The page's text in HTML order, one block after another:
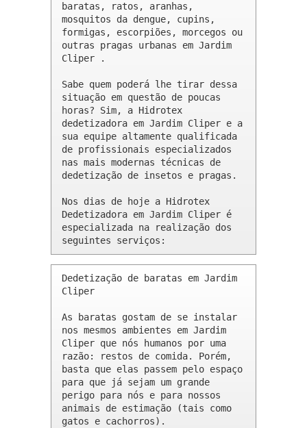
baratas, ratos, aranhas,
mosquitos da dengue, cupins,
formigas, escorpiões, morcegos ou
outras pragas urbanas em Jardim
Cliper .
Sabe quem poderá lhe tirar dessa
situação em questão de poucas
horas? Sim, a Hidrotex
dedetizadora em Jardim Cliper e a
sua equipe altamente qualificada
de profissionais especializados
nas mais modernas técnicas de
dedetização de insetos e pragas.
Nos dias de hoje a Hidrotex
Dedetizadora em Jardim Cliper é
especializada na realização dos
seguintes serviços:
Dedetização de baratas em Jardim
Cliper
As baratas gostam de se instalar
nos mesmos ambientes em Jardim
Cliper que nós humanos por uma
razão: restos de comida. Porém,
basta que elas passem pelo espaço
para que já sejam um grande
perigo para nós e para nossos
animais de estimação (tais como
gatos e cachorros).